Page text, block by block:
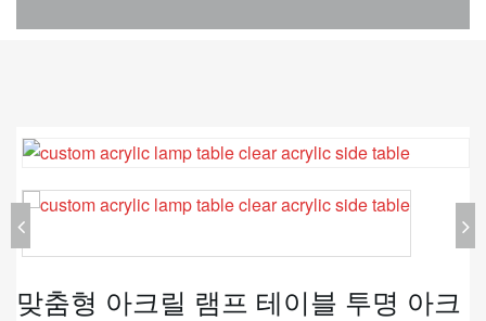
맞춤형 아크릴 램프 테이블 투명 아크